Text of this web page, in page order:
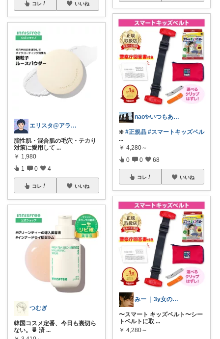
コレ いいね
エリスタ@アラサースキンケア&ガジェット
脂性肌・混合肌の毛穴・テカり
対策に愛用して ...
￥ 1,980
1 0 4
コレ いいね
つむぎ
韓国コスメ定番、今日も裏切ら
ない。🍵 済 ...
nao✨いつもありがとう😊
❇️ #正規品 #スマートキッズベル
...
￥ 4,280～
0 0 68
コレ いいね
みー ｜3y女の子ママ
〜スマート キッズベルト〜シー
トベルトに取 ...
￥ 4,280～